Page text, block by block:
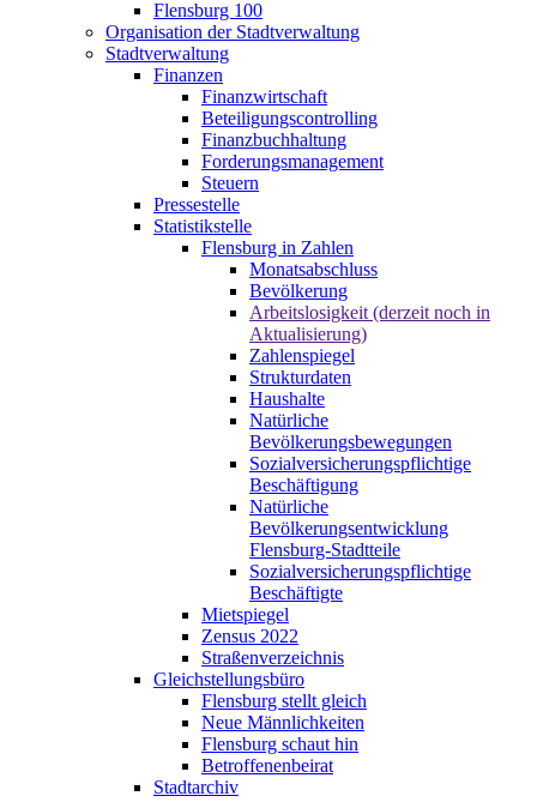
Flensburg 100
Organisation der Stadtverwaltung
Stadtverwaltung
Finanzen
Finanzwirtschaft
Beteiligungscontrolling
Finanzbuchhaltung
Forderungsmanagement
Steuern
Pressestelle
Statistikstelle
Flensburg in Zahlen
Monatsabschluss
Bevölkerung
Arbeitslosigkeit (derzeit noch in
Aktualisierung)
Zahlenspiegel
Strukturdaten
Haushalte
Natürliche
Bevölkerungsbewegungen
Sozialversicherungspflichtige
Beschäftigung
Natürliche
Bevölkerungsentwicklung
Flensburg-Stadtteile
Sozialversicherungspflichtige
Beschäftigte
Mietspiegel
Zensus 2022
Straßenverzeichnis
Gleichstellungsbüro
Flensburg stellt gleich
Neue Männlichkeiten
Flensburg schaut hin
Betroffenenbeirat
Stadtarchiv